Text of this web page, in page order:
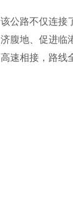
该公路不仅连接
济腹地、促进临
高速相接，路线